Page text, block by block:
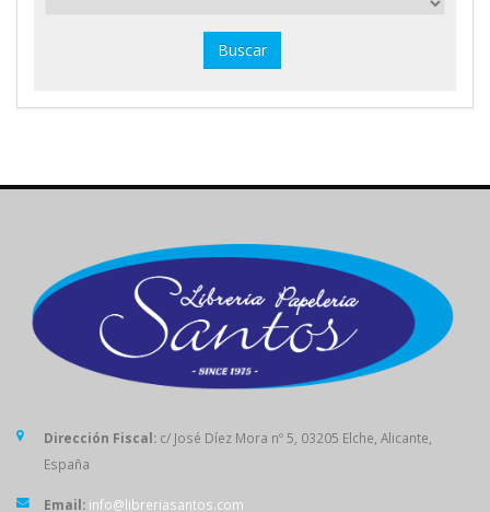
Dirección Fiscal: c/ José Díez Mora nº 5, 03205 Elche, Alicante,
España
Email: info@libreriasantos.com